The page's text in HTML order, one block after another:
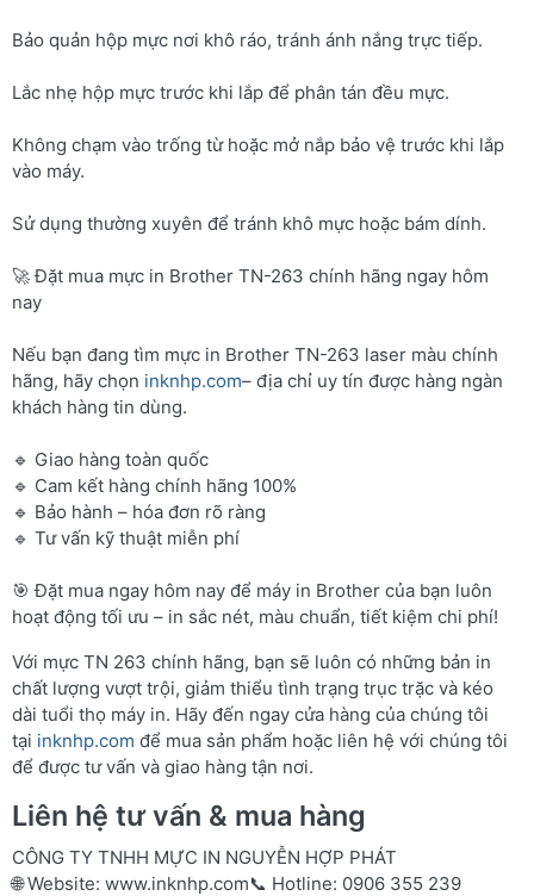
Bảo quản hộp mực nơi khô ráo, tránh ánh nắng trực tiếp.
Lắc nhẹ hộp mực trước khi lắp để phân tán đều mực.
Không chạm vào trống từ hoặc mở nắp bảo vệ trước khi lắp
vào máy.
Sử dụng thường xuyên để tránh khô mực hoặc bám dính.
🚀 Đặt mua mực in Brother TN-263 chính hãng ngay hôm
nay
Nếu bạn đang tìm mực in Brother TN-263 laser màu chính
hãng, hãy chọn inknhp.com– địa chỉ uy tín được hàng ngàn
khách hàng tin dùng.
🔹 Giao hàng toàn quốc
🔹 Cam kết hàng chính hãng 100%
🔹 Bảo hành – hóa đơn rõ ràng
🔹 Tư vấn kỹ thuật miễn phí
🎯 Đặt mua ngay hôm nay để máy in Brother của bạn luôn
hoạt động tối ưu – in sắc nét, màu chuẩn, tiết kiệm chi phí!
Với mực TN 263 chính hãng, bạn sẽ luôn có những bản in
chất lượng vượt trội, giảm thiểu tình trạng trục trặc và kéo
dài tuổi thọ máy in. Hãy đến ngay cửa hàng của chúng tôi
tại inknhp.com để mua sản phẩm hoặc liên hệ với chúng tôi
để được tư vấn và giao hàng tận nơi.
Liên hệ tư vấn & mua hàng
CÔNG TY TNHH MỰC IN NGUYỄN HỢP PHÁT
🌐 Website: www.inknhp.com📞 Hotline: 0906 355 239